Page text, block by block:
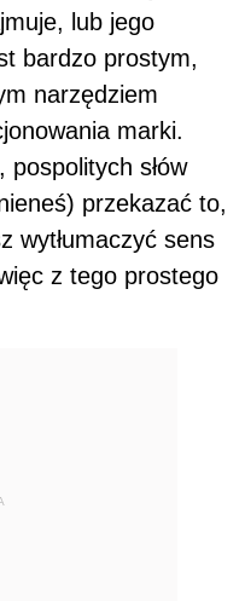
lub jego
bardzo prostym,
narzędziem
marki.
słów
przekazać to,
wytłumaczyć sens
z tego prostego